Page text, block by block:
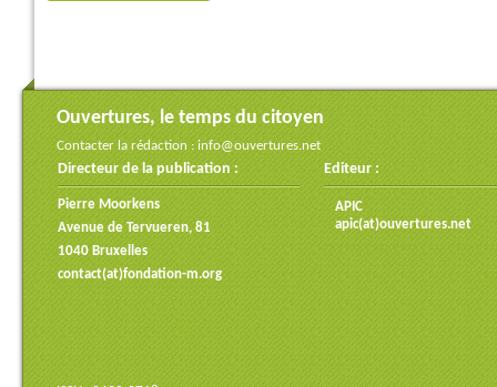
Ouvertures, le temps du citoyen
Contacter la rédaction : info@ouvertures.net
Directeur de la publication :
Pierre Moorkens
Avenue de Tervueren, 81
1040 Bruxelles
contact(at)fondation-m.org
Editeur :
APIC
apic(at)ouvertures.net